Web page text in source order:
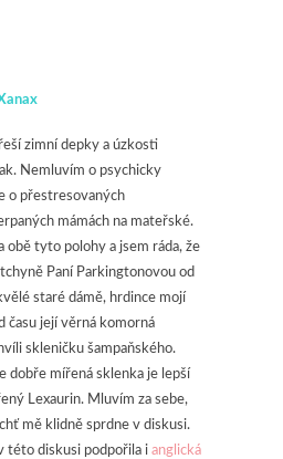
zimní depky a úzkosti
Nemluvím o psychicky
o přestresovaných
mámách na mateřské.
obě tyto polohy a jsem ráda, že
Paní Parkingtonovou od
staré dámě, hrdince mojí
času její věrná komorná
skleničku šampaňského.
dobře mířená sklenka je lepší
Lexaurin. Mluvím za sebe,
mě klidně sprdne v diskusi.
této diskusi podpořila i anglická